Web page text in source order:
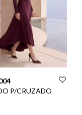
P/CRUZADO